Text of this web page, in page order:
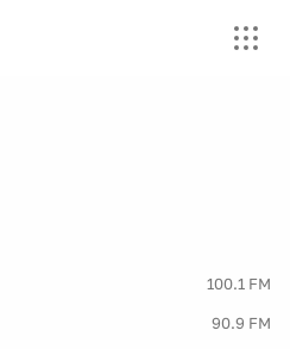
100.1 FM
90.9 FM